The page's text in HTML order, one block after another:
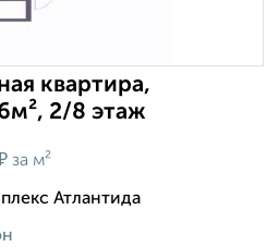
квартира,
2/8 этаж
за м²
Атлантида